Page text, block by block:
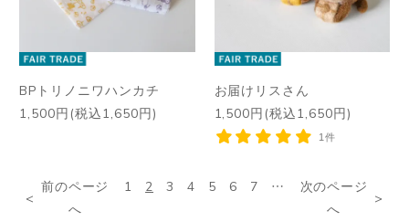
BPトリノニワハンカチ
1,500円(税込1,650円)
お届けリスさん
1,500円(税込1,650円)
1件
前のページ
へ
1 2 3 4 5 6 7 …
次のページ
へ